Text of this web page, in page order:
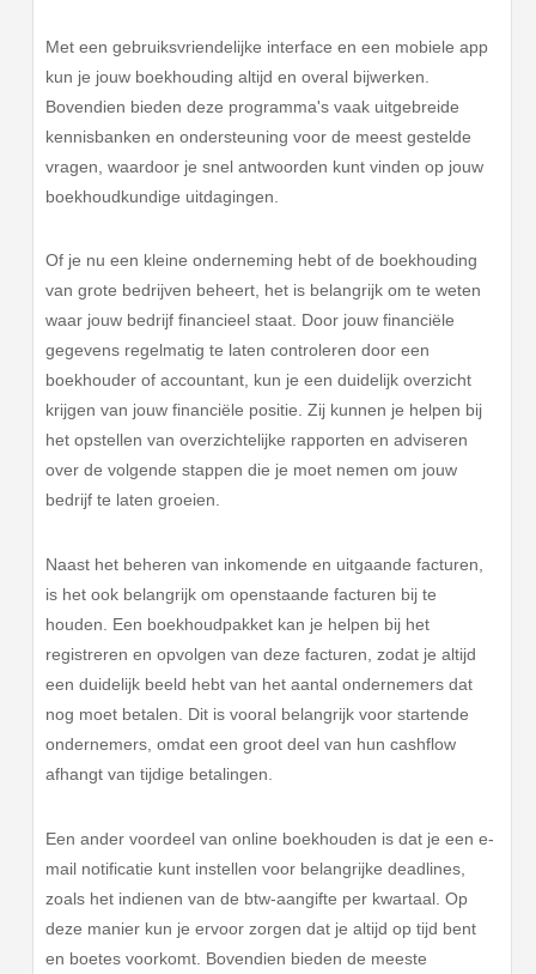
Met een gebruiksvriendelijke interface en een mobiele app
kun je jouw boekhouding altijd en overal bijwerken.
Bovendien bieden deze programma's vaak uitgebreide
kennisbanken en ondersteuning voor de meest gestelde
vragen, waardoor je snel antwoorden kunt vinden op jouw
boekhoudkundige uitdagingen.
Of je nu een kleine onderneming hebt of de boekhouding
van grote bedrijven beheert, het is belangrijk om te weten
waar jouw bedrijf financieel staat. Door jouw financiële
gegevens regelmatig te laten controleren door een
boekhouder of accountant, kun je een duidelijk overzicht
krijgen van jouw financiële positie. Zij kunnen je helpen bij
het opstellen van overzichtelijke rapporten en adviseren
over de volgende stappen die je moet nemen om jouw
bedrijf te laten groeien.
Naast het beheren van inkomende en uitgaande facturen,
is het ook belangrijk om openstaande facturen bij te
houden. Een boekhoudpakket kan je helpen bij het
registreren en opvolgen van deze facturen, zodat je altijd
een duidelijk beeld hebt van het aantal ondernemers dat
nog moet betalen. Dit is vooral belangrijk voor startende
ondernemers, omdat een groot deel van hun cashflow
afhangt van tijdige betalingen.
Een ander voordeel van online boekhouden is dat je een e-
mail notificatie kunt instellen voor belangrijke deadlines,
zoals het indienen van de btw-aangifte per kwartaal. Op
deze manier kun je ervoor zorgen dat je altijd op tijd bent
en boetes voorkomt. Bovendien bieden de meeste